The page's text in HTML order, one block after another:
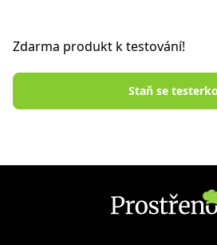
Zdarma produkt k testování!
Staň se